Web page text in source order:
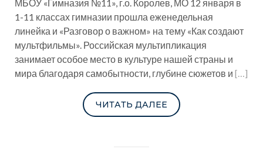
МБОУ «Гимназия №11», г.о. Королев, МО 12 января в
1-11 классах гимназии прошла еженедельная
линейка и «Разговор о важном» на тему «Как создают
мультфильмы». Российская мультипликация
занимает особое место в культуре нашей страны и
мира благодаря самобытности, глубине сюжетов и […]
ЧИТАТЬ ДАЛЕЕ